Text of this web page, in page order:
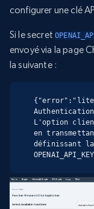
configurer une clé
Si le secret
envoyé via la page
la suivante :
L'option
en
définissant la